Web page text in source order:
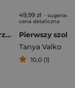
Kobiety bez twarzy. Pierwszy szok. Duże Litery
49,99 zł -
cena detaliczna
Tanya Valko
10,0 (1)